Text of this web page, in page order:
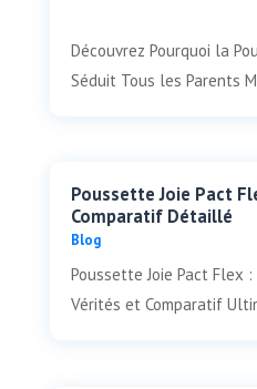
Découvrez Pourquoi la
Séduit Tous les Parents
Poussette Joie Pact
Comparatif Détaillé
Blog
Poussette Joie Pact Flex
Vérités et Comparatif